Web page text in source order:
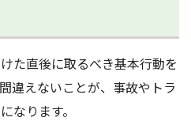
た直後に取るべき基本行動を
違えないことが、事故やトラ
なります。